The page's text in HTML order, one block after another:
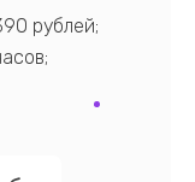
рублей;